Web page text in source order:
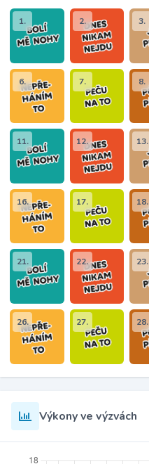
1. 2. 3.
6. 7. 8.
11. 12. 13.
16. 17. 18.
21. 22. 23.
26. 27. 28.
Výkony ve výzvách